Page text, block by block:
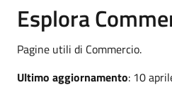
Esplora
Pagine utili di Commercio.
Ultimo aggiornamento: 10